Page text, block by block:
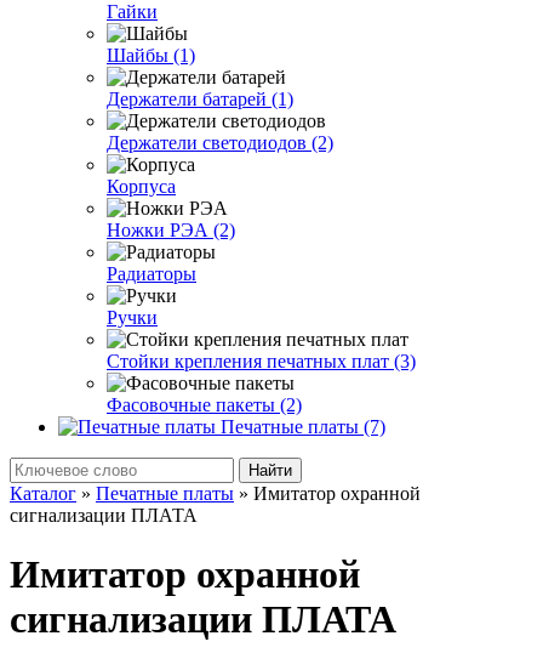
Гайки
Шайбы (1)
Держатели батарей (1)
Держатели светодиодов (2)
Корпуса
Ножки РЭА (2)
Радиаторы
Ручки
Стойки крепления печатных плат (3)
Фасовочные пакеты (2)
Печатные платы (7)
Найти
Каталог » Печатные платы » Имитатор охранной
сигнализации ПЛАТА
Имитатор охранной
сигнализации ПЛАТА